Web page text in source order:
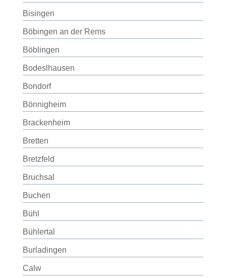
Bisingen
Böbingen an der Rems
Böblingen
Bodeslhausen
Bondorf
Bönnigheim
Brackenheim
Bretten
Bretzfeld
Bruchsal
Buchen
Bühl
Bühlertal
Burladingen
Calw